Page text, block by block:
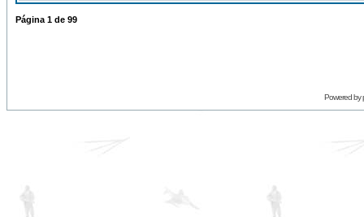
Página 1 de 99
Powered by